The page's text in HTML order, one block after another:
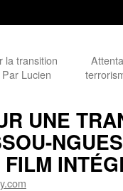
la transition
Lucien
UNE